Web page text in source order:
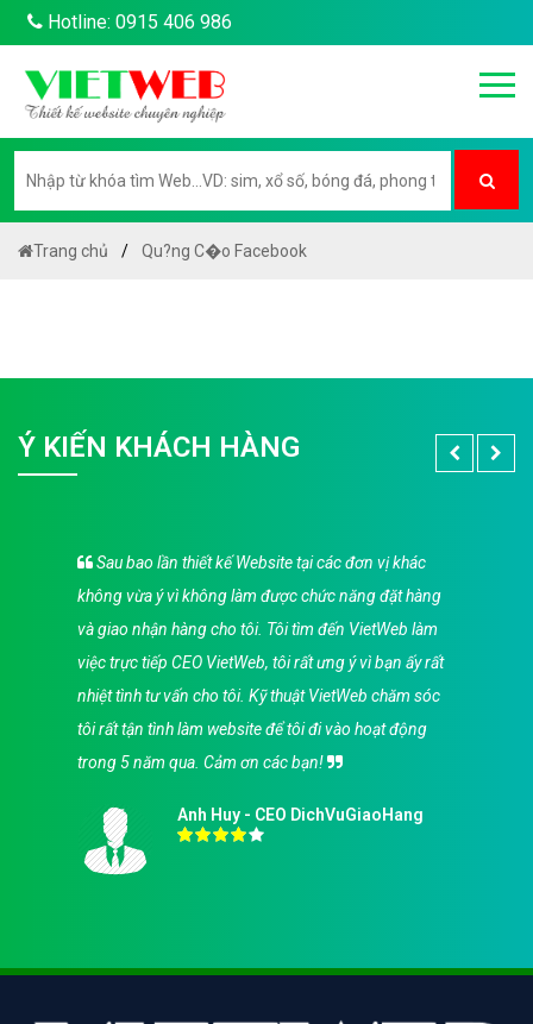
Hotline: 0915 406 986
Trang chủ Qu?ng C�o Facebook
Ý KIẾN KHÁCH HÀNG
Sau bao lần thiết kế Website tại các đơn vị khác
không vừa ý vì không làm được chức năng đặt hàng
và giao nhận hàng cho tôi. Tôi tìm đến VietWeb làm
việc trực tiếp CEO VietWeb, tôi rất ưng ý vì bạn ấy rất
nhiệt tình tư vấn cho tôi. Kỹ thuật VietWeb chăm sóc
tôi rất tận tình làm website để tôi đi vào hoạt động
trong 5 năm qua. Cảm ơn các bạn!
Anh Huy - CEO DichVuGiaoHang